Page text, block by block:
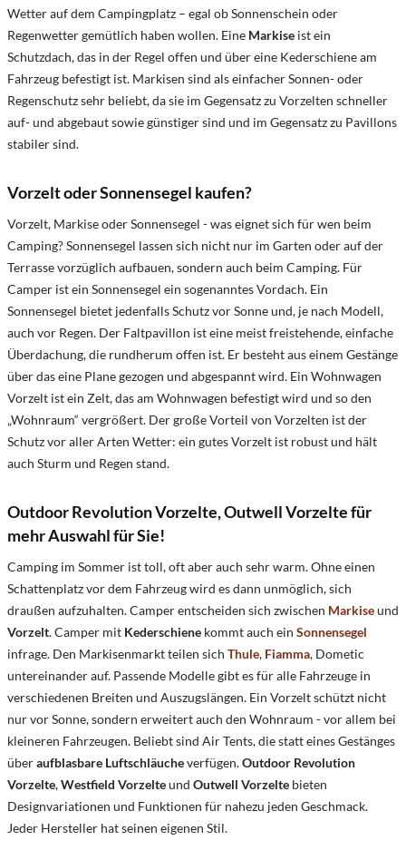
Wetter auf dem Campingplatz – egal ob Sonnenschein oder
Regenwetter gemütlich haben wollen. Eine Markise ist ein
Schutzdach, das in der Regel offen und über eine Kederschiene am
Fahrzeug befestigt ist. Markisen sind als einfacher Sonnen- oder
Regenschutz sehr beliebt, da sie im Gegensatz zu Vorzelten schneller
auf- und abgebaut sowie günstiger sind und im Gegensatz zu Pavillons
stabiler sind.
Vorzelt oder Sonnensegel kaufen?
Vorzelt, Markise oder Sonnensegel - was eignet sich für wen beim
Camping? Sonnensegel lassen sich nicht nur im Garten oder auf der
Terrasse vorzüglich aufbauen, sondern auch beim Camping. Für
Camper ist ein Sonnensegel ein sogenanntes Vordach. Ein
Sonnensegel bietet jedenfalls Schutz vor Sonne und, je nach Modell,
auch vor Regen. Der Faltpavillon ist eine meist freistehende, einfache
Überdachung, die rundherum offen ist. Er besteht aus einem Gestänge
über das eine Plane gezogen und abgespannt wird. Ein Wohnwagen
Vorzelt ist ein Zelt, das am Wohnwagen befestigt wird und so den
„Wohnraum“ vergrößert. Der große Vorteil von Vorzelten ist der
Schutz vor aller Arten Wetter: ein gutes Vorzelt ist robust und hält
auch Sturm und Regen stand.
Outdoor Revolution Vorzelte, Outwell Vorzelte für
mehr Auswahl für Sie!
Camping im Sommer ist toll, oft aber auch sehr warm. Ohne einen
Schattenplatz vor dem Fahrzeug wird es dann unmöglich, sich
draußen aufzuhalten. Camper entscheiden sich zwischen Markiseund
Vorzelt. Camper mit Kederschiene kommt auch ein Sonnensegel
infrage. Den Markisenmarkt teilen sich Thule, Fiamma, Dometic
untereinander auf. Passende Modelle gibt es für alle Fahrzeuge in
verschiedenen Breiten und Auszugslängen. Ein Vorzelt schützt nicht
nur vor Sonne, sondern erweitert auch den Wohnraum - vor allem bei
kleineren Fahrzeugen. Beliebt sind Air Tents, die statt eines Gestänges
überaufblasbare Luftschläucheverfügen.Outdoor Revolution
Vorzelte,Westfield Vorzelteund Outwell Vorzelte bieten
Designvariationen und Funktionen für nahezu jeden Geschmack.
Jeder Hersteller hat seinen eigenen Stil.